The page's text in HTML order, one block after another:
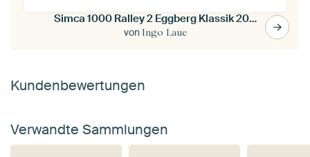
Simca 1000 Ralley 2 Eggberg Klassik 2017
von Ingo Laue
Kundenbewertungen
Verwandte Sammlungen